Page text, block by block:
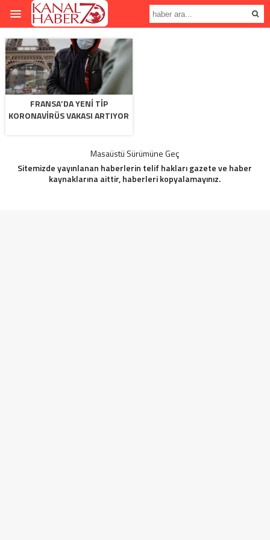
FRANSA’DA YENI TIP
KORONAVIRÜS VAKASI ARTIYOR
Masaüstü Sürümüne Geç
Sitemizde yayınlanan haberlerin telif hakları gazete ve haber
kaynaklarına aittir, haberleri kopyalamayınız.